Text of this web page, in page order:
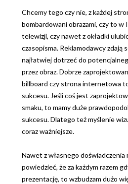
Chcemy tego czy nie, z każdej
bombardowani obrazami, czy to w
telewizji, czy nawet z okładki
czasopisma. Reklamodawcy zdają
najłatwiej dotrzeć do
przez obraz. Dobrze
billboard czy strona internetowa
sukcesu. Jeśli coś jest
smaku, to mamy duże
sukcesu. Dlatego też myślenie
coraz ważniejsze.
Nawet z własnego doświadczenia
powiedzieć, że za każdym razem
prezentację, to wzbudzam dużo